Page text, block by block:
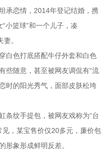
承恋情，2014年登记结婚，携
小篮球”和一个儿子，凑
。
白色打底搭配牛仔外套和白色
些随意，甚至被网友调侃有“流
时的阳光秀气，面部皮肤松垮
条纹手提包，被网友戏称为“台
，某宝售价仅20多元，廉价包
形象形成鲜明反差。